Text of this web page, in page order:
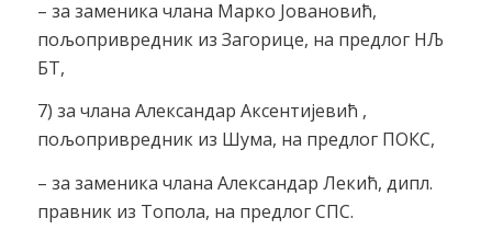
– за заменика члана Марко Јовановић,
пољопривредник из Загорице, на предлог НЉ
БТ,
7) за члана Александар Аксентијевић ,
пољопривредник из Шума, на предлог ПОКС,
– за заменика члана Александар Лекић, дипл.
правник из Топола, на предлог СПС.